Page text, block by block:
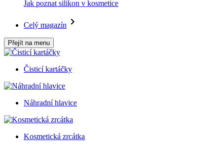
Jak poznat silikon v kosmetice
Celý magazín
Přejít na menu
Čisticí kartáčky
Náhradní hlavice
Kosmetická zrcátka